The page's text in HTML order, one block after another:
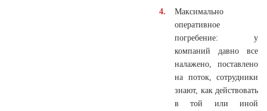
Максимально
оперативное
погребение: у
компаний давно все
налажено, поставлено
на поток, сотрудники
знают, как действовать
в той или иной